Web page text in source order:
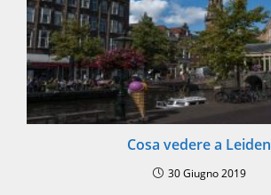
Cosa vedere a Leiden
30 Giugno 2019